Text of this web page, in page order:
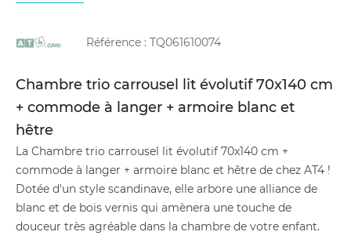
Référence : TQ061610074
Chambre trio carrousel lit évolutif 70x140 cm
+ commode à langer + armoire blanc et
hêtre
La Chambre trio carrousel lit évolutif 70x140 cm +
commode à langer + armoire blanc et hêtre de chez AT4 !
Dotée d'un style scandinave, elle arbore une alliance de
blanc et de bois vernis qui amènera une touche de
douceur très agréable dans la chambre de votre enfant.